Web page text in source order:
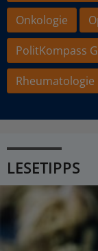
Onkologie
PolitKompass
Rheumatologie
LESETIPPS